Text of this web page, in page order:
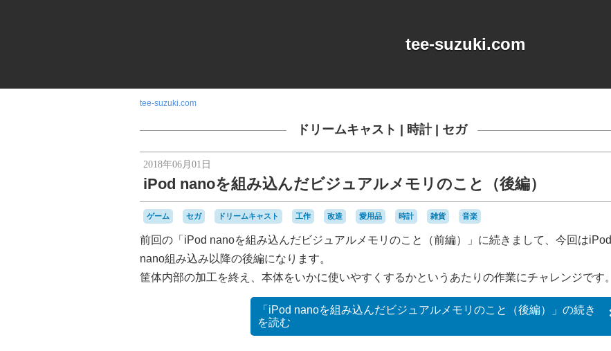
tee-suzuki.com
tee-suzuki.com
ドリームキャスト 時計| セガ
2018年06月01日
iPod nanoを組み込んだビジュアルメモリのこと（後編）
ゲーム セガ ドリームキャスト 工作 改造 愛用品 時計 雑貨 音楽
前回の「iPod nanoを組み込んだビジュアルメモリのこと（前編）」に続きまして、今回はiPod
nano組み込み以降の後編になります。
筐体内部の加工を終え、本体をいかに使いやすくするかというあたりの作業にチャレンジです。
「iPod nanoを組み込んだビジュアルメモリのこと（後編）」の続き
を読む